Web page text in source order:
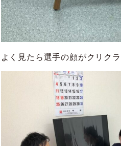
よく見たら選手の顔がクリク